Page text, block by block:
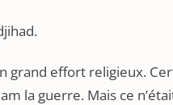
grand effort religieux.
la guerre. Mais ce